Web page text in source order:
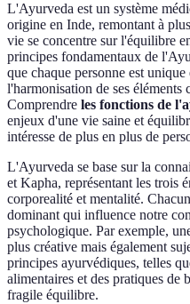
L'Ayurveda est un système
origine en Inde, remontant à
vie se concentre sur l'équilibre
principes fondamentaux de
que chaque personne est
l'harmonisation de ses éléments
Comprendre les fonctions de
enjeux d'une vie saine et
intéresse de plus en plus de
L'Ayurveda se base sur la
et Kapha, représentant les trois
corporealité et mentalité.
dominant qui influence notre
psychologique. Par exemple,
plus créative mais également
principes ayurvédiques, telles
alimentaires et des pratiques de
fragile équilibre.